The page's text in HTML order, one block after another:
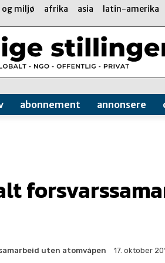
og miljø afrika asia latin-amerika
abonnement annonsere
uten atomvåpen 17. oktober